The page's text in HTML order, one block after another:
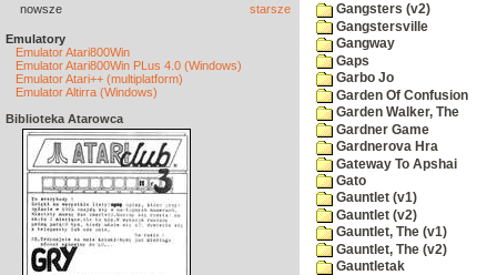
nowsze starsze
Emulatory
Emulator Atari800Win
Emulator Atari800Win PLus 4.0 (Windows)
Emulator Atari++ (multiplatform)
Emulator Altirra (Windows)
Biblioteka Atarowca
Gangsters (v2)
Gangstersville
Gangway
Gaps
Garbo Jo
Garden Of Confusion
Garden Walker, The
Gardner Game
Gardnerova Hra
Gateway To Apshai
Gato
Gauntlet (v1)
Gauntlet (v2)
Gauntlet, The (v1)
Gauntlet, The (v2)
Gauntletak